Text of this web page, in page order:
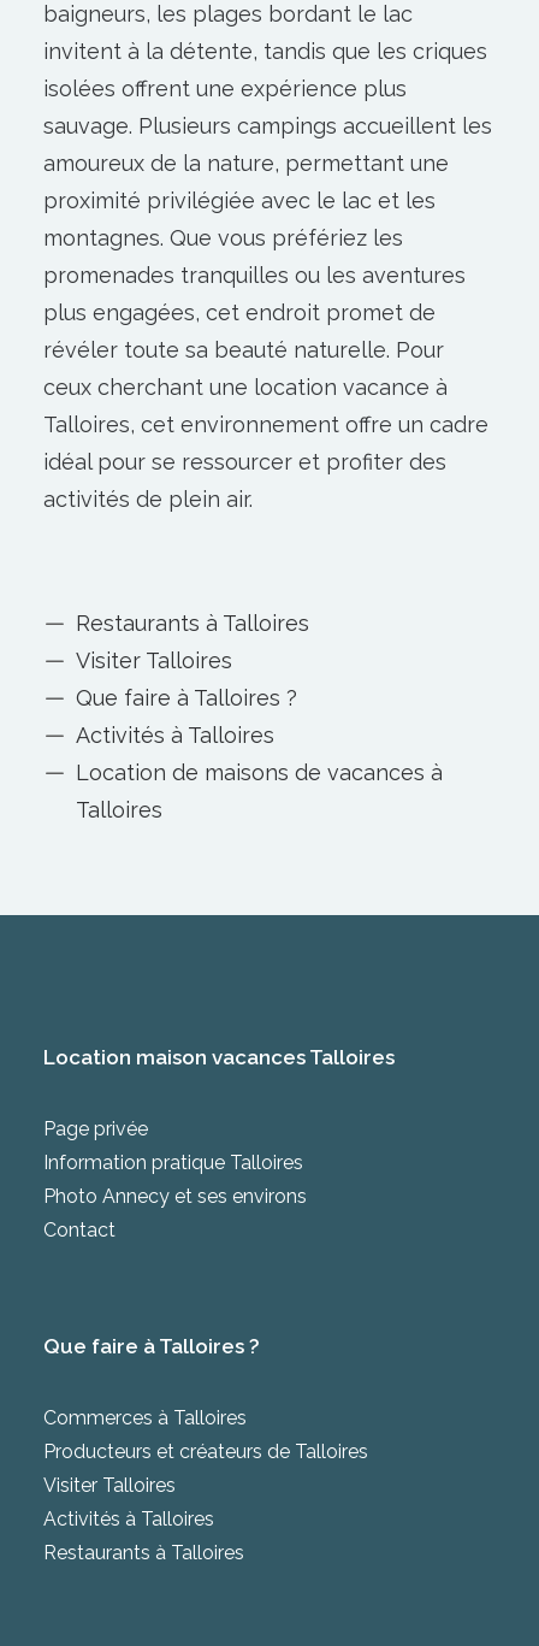
Restaurants à Talloires
Visiter Talloires
Que faire à Talloires ?
Activités à Talloires
Location de maisons de vacances à
Talloires
baigneurs, les plages bordant le lac
invitent à la détente, tandis que les criques
isolées offrent une expérience plus
sauvage. Plusieurs campings accueillent les
amoureux de la nature, permettant une
proximité privilégiée avec le lac et les
montagnes. Que vous préfériez les
promenades tranquilles ou les aventures
plus engagées, cet endroit promet de
révéler toute sa beauté naturelle. Pour
ceux cherchant une location vacance à
Talloires, cet environnement offre un cadre
idéal pour se ressourcer et profiter des
activités de plein air.
Location maison vacances Talloires
Page privée
Information pratique Talloires
Photo Annecy et ses environs
Contact
Que faire à Talloires ?
Commerces à Talloires
Producteurs et créateurs de Talloires
Visiter Talloires
Activités à Talloires
Restaurants à Talloires